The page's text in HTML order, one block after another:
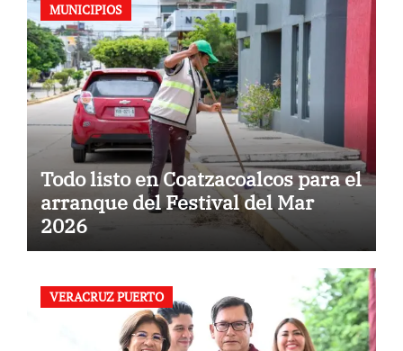
MUNICIPIOS
Todo listo en Coatzacoalcos para el
arranque del Festival del Mar
2026
VERACRUZ PUERTO